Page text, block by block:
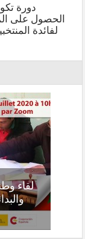
دورة
الحصول على
لفائدة
لقاء